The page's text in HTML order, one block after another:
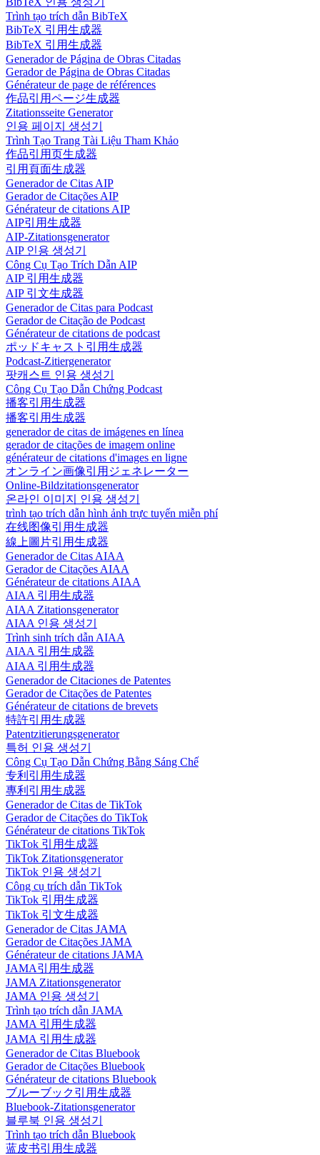
Trình tạo trích dẫn BibTeX
BibTeX 引用生成器
BibTeX 引用生成器
Generador de Página de Obras Citadas
Gerador de Página de Obras Citadas
Générateur de page de références
作品引用ページ生成器
Zitationsseite Generator
인용 페이지 생성기
Trình Tạo Trang Tài Liệu Tham Khảo
作品引用页生成器
引用頁面生成器
Generador de Citas AIP
Gerador de Citações AIP
Générateur de citations AIP
AIP引用生成器
AIP-Zitationsgenerator
AIP 인용 생성기
Công Cụ Tạo Trích Dẫn AIP
AIP 引用生成器
AIP 引文生成器
Generador de Citas para Podcast
Gerador de Citação de Podcast
Générateur de citations de podcast
ポッドキャスト引用生成器
Podcast-Zitiergenerator
팟캐스트 인용 생성기
Công Cụ Tạo Dẫn Chứng Podcast
播客引用生成器
播客引用生成器
generador de citas de imágenes en línea
gerador de citações de imagem online
générateur de citations d'images en ligne
オンライン画像引用ジェネレーター
Online-Bildzitationsgenerator
온라인 이미지 인용 생성기
trình tạo trích dẫn hình ảnh trực tuyến miễn phí
在线图像引用生成器
線上圖片引用生成器
Generador de Citas AIAA
Gerador de Citações AIAA
Générateur de citations AIAA
AIAA 引用生成器
AIAA Zitationsgenerator
AIAA 인용 생성기
Trình sinh trích dẫn AIAA
AIAA 引用生成器
AIAA 引用生成器
Generador de Citaciones de Patentes
Gerador de Citações de Patentes
Générateur de citations de brevets
特許引用生成器
Patentzitierungsgenerator
특허 인용 생성기
Công Cụ Tạo Dẫn Chứng Bằng Sáng Chế
专利引用生成器
專利引用生成器
Generador de Citas de TikTok
Gerador de Citações do TikTok
Générateur de citations TikTok
TikTok 引用生成器
TikTok Zitationsgenerator
TikTok 인용 생성기
Công cụ trích dẫn TikTok
TikTok 引用生成器
TikTok 引文生成器
Generador de Citas JAMA
Gerador de Citações JAMA
Générateur de citations JAMA
JAMA引用生成器
JAMA Zitationsgenerator
JAMA 인용 생성기
Trình tạo trích dẫn JAMA
JAMA 引用生成器
JAMA 引用生成器
Generador de Citas Bluebook
Gerador de Citações Bluebook
Générateur de citations Bluebook
ブルーブック引用生成器
Bluebook-Zitationsgenerator
블루북 인용 생성기
Trình tạo trích dẫn Bluebook
蓝皮书引用生成器